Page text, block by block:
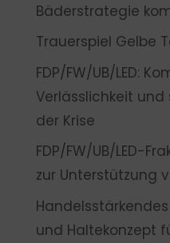
Bäderstrategie
Trauerspiel Gelbe
FDP/FW/UB/LED:
Verlässlichkeit
der Krise
FDP/FW/UB/LED-
zur Unterstützung
und Haltekonzept